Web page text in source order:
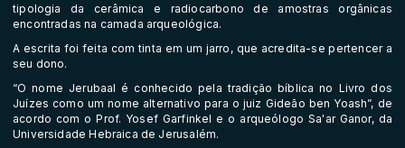
tipologia da cerâmica e radiocarbono de amostras orgânicas
encontradas na camada arqueológica.
A escrita foi feita com tinta em um jarro, que acredita-se pertencer a
seu dono.
“O nome Jerubaal é conhecido pela tradição bíblica no Livro dos
Juízes como um nome alternativo para o juiz Gideão ben Yoash”, de
acordo com o Prof. Yosef Garfinkel e o arqueólogo Sa'ar Ganor, da
Universidade Hebraica de Jerusalém.